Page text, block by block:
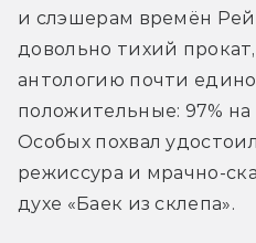
и слэшерам времён
довольно тихий
антологию почти
положительные: 97%
Особых похвал
режиссура и мрачно-
духе «Баек из склепа».